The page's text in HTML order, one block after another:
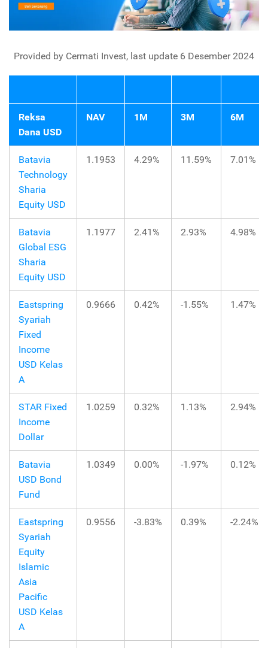
Provided by Cermati Invest, last update 6 Desember 2024
Reksa
Dana USD
NAV 1M 3M 6M
Batavia
Technology
Sharia
Equity USD
1.1953 4.29% 11.59% 7.01%
Batavia
Global ESG
Sharia
Equity USD
1.1977 2.41% 2.93% 4.98%
Eastspring
Syariah
Fixed
Income
USD Kelas
A
0.9666 0.42% -1.55% 1.47%
STAR Fixed
Income
Dollar
1.0259 0.32% 1.13% 2.94%
Batavia
USD Bond
Fund
1.0349 0.00% -1.97% 0.12%
Eastspring
Syariah
Equity
Islamic
Asia
Pacific
USD Kelas
A
0.9556 -3.83% 0.39% -2.24%